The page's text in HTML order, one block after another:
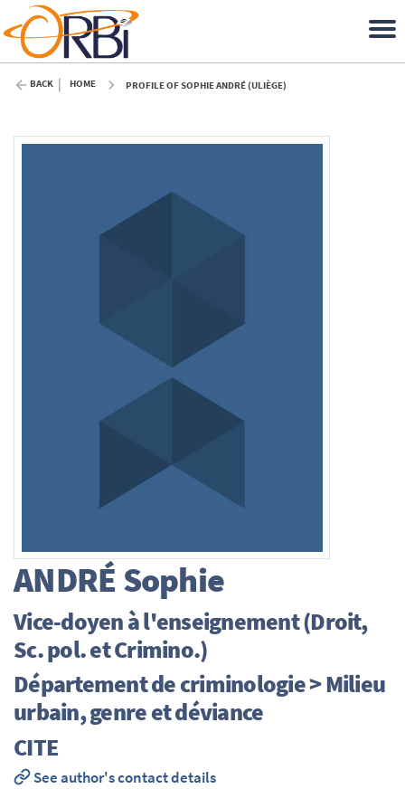
BACK HOME PROFILE OF SOPHIE ANDRÉ (ULIÈGE)
ANDRÉ Sophie
Vice-doyen à l'enseignement (Droit,
Sc. pol. et Crimino.)
Département de criminologie > Milieu
urbain, genre et déviance
CITE
See author's contact details